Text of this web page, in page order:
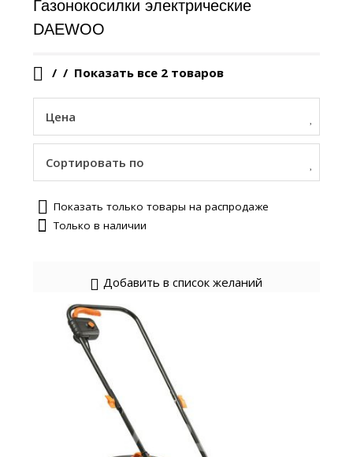
Газонокосилки электрические
DAEWOO
/ Показать все 2 товаров
Цена
Сортировать по
Показать только товары на распродаже
Только в наличии
Добавить в список желаний